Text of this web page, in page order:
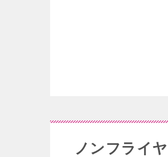
ノンフライ